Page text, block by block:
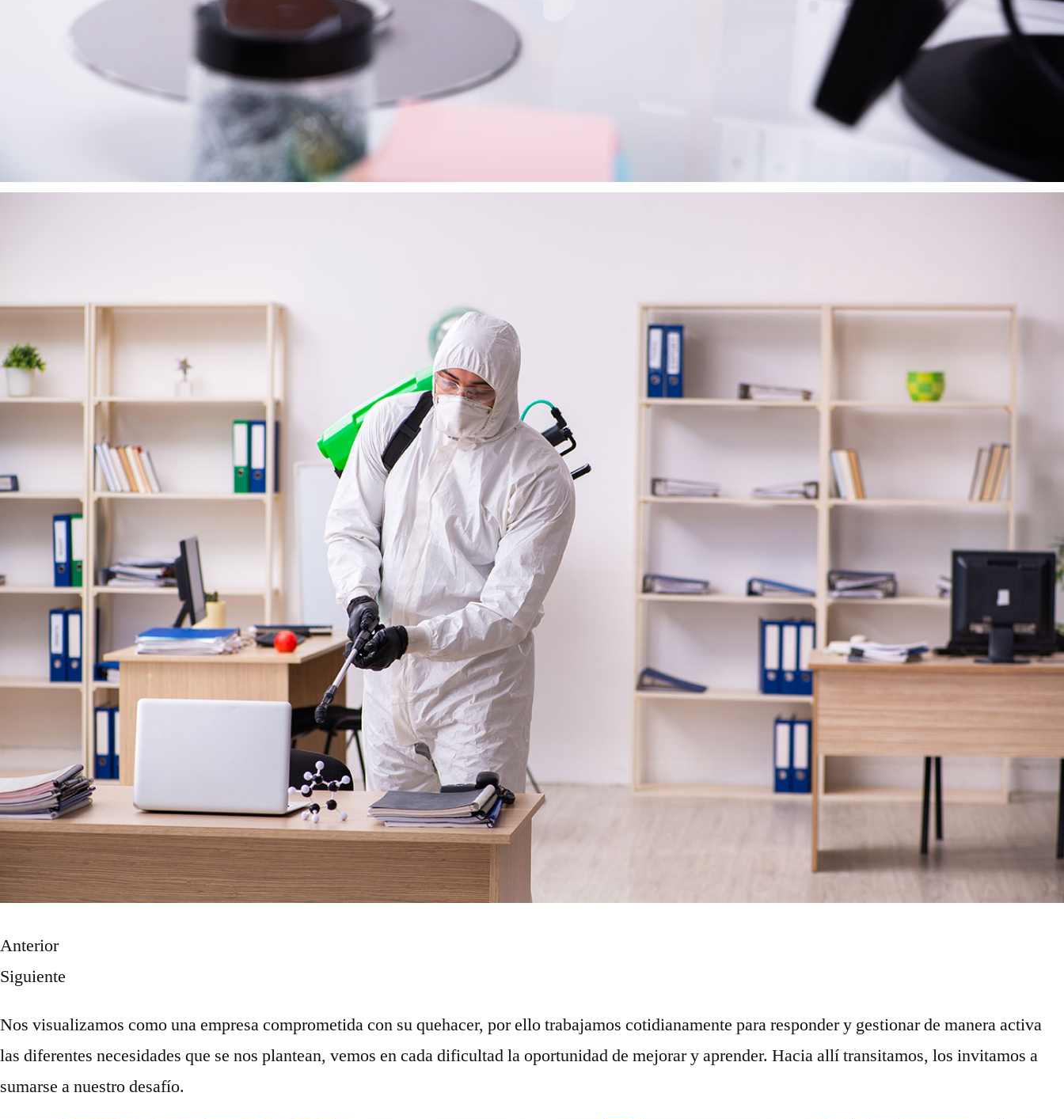
Anterior
Siguiente
Nos visualizamos como una empresa comprometida con su quehacer, por ello trabajamos cotidianamente para responder y gestionar de manera activa
las diferentes necesidades que se nos plantean, vemos en cada dificultad la oportunidad de mejorar y aprender. Hacia allí transitamos, los invitamos a
sumarse a nuestro desafío.